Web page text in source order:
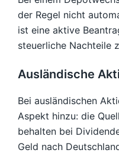
der Regel nicht
ist eine aktive
steuerliche Nachteile
Ausländische
Bei ausländischen
Aspekt hinzu: die
behalten bei
Geld nach